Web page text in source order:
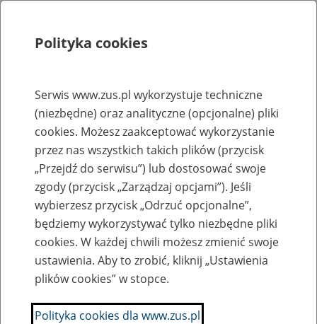
Rejestry, ewidencje i archiwa
Baza zlikwidowanych lub
przekształconych zakładów pracy
Nazwa zakładu pracy:
SZUKAJ
Polityka cookies
Serwis www.zus.pl wykorzystuje techniczne
(niezbędne) oraz analityczne (opcjonalne) pliki
cookies. Możesz zaakceptować wykorzystanie
przez nas wszystkich takich plików (przycisk
„Przejdź do serwisu”) lub dostosować swoje
zgody (przycisk „Zarządzaj opcjami”). Jeśli
wybierzesz przycisk „Odrzuć opcjonalne”,
będziemy wykorzystywać tylko niezbędne pliki
cookies. W każdej chwili możesz zmienić swoje
ustawienia. Aby to zrobić, kliknij „Ustawienia
plików cookies” w stopce.
Polityka cookies dla www.zus.pl